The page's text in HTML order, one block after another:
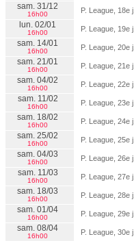
sam. 31/12
16h00 P. League, 18e j.
lun. 02/01
16h00 P. League, 19e j.
sam. 14/01
16h00 P. League, 20e j.
sam. 21/01
16h00 P. League, 21e j.
sam. 04/02
16h00 P. League, 22e j.
sam. 11/02
16h00 P. League, 23e j.
sam. 18/02
16h00 P. League, 24e j.
sam. 25/02
16h00 P. League, 25e j.
sam. 04/03
16h00 P. League, 26e j.
sam. 11/03
16h00 P. League, 27e j.
sam. 18/03
16h00 P. League, 28e j.
sam. 01/04
16h00 P. League, 29e j.
sam. 08/04
16h00 P. League, 30e j.